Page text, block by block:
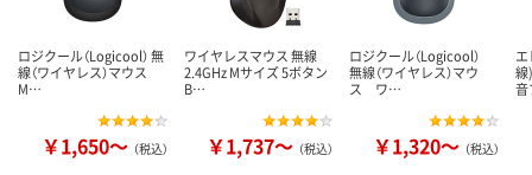
ロジクール（Logicool） 無
線（ワイヤレス）マウス
M…
￥1,650～ （税込）
ワイヤレスマウス 無線
2.4GHz Mサイズ 5ボタン
B…
￥1,737～ （税込）
ロジクール（Logicool）
無線（ワイヤレス）マウ
ス ワ…
￥1,320～ （税込）
線